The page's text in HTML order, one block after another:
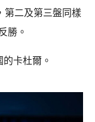
第二及第三盤同樣
勝。
卡杜爾。